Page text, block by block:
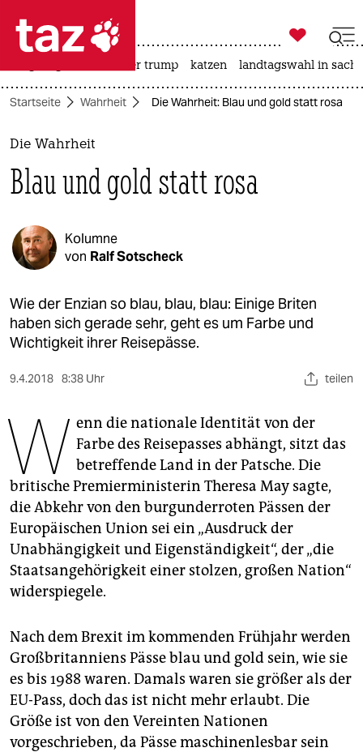
 taz zahl ich
taz zahl ich
themen
politik
öko
gesellschaft
kultur
sport
wahrheit
verlag
verlag
veranstaltungen
shop
fragen & hilfe
unterstützen
abo
genossenschaft
epaper login

taz zahl ich
usa unter trump katzen landtagswahl in
Startseite Wahrheit Die Wahrheit: Blau und gold statt rosa
Die Wahrheit
Blau und gold statt rosa
Kolumne
von Ralf Sotscheck
Wie der Enzian so blau, blau, blau: Einige Briten
haben sich gerade sehr, geht es um Farbe und
Wichtigkeit ihrer Reisepässe.
9.4.2018 8:38 Uhr teilen
W enn die nationale Identität von der
Farbe des Reisepasses abhängt, sitzt das
betreffende Land in der Patsche. Die
britische Premierministerin Theresa May sagte,
die Abkehr von den burgunderroten Pässen der
Europäischen Union sei ein „Ausdruck der
Unabhängigkeit und Eigenständigkeit“, der „die
Staatsangehörigkeit einer stolzen, großen Nation“
widerspiegele.
Nach dem Brexit im kommenden Frühjahr werden
Großbritanniens Pässe blau und gold sein, wie sie
es bis 1988 waren. Damals waren sie größer als der
EU-Pass, doch das ist nicht mehr erlaubt. Die
Größe ist von den Vereinten Nationen
vorgeschrieben, da Pässe maschinenlesbar sein